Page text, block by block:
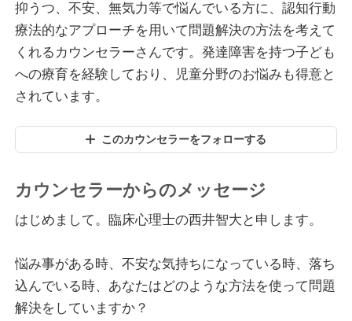
抑うつ、不安、無気力等で悩んでいる方に、認知行動
療法的なアプローチを用いて問題解決の方法を考えて
くれるカウンセラーさんです。発達障害を持つ子ども
への療育を経験しており、児童分野のお悩みも得意と
されています。
このカウンセラーをフォローする
カウンセラーからのメッセージ
はじめまして。臨床心理士の西井智大と申します。
悩み事がある時、不安な気持ちになっている時、落ち
込んでいる時、あなたはどのような方法を使って問題
解決をしていますか？